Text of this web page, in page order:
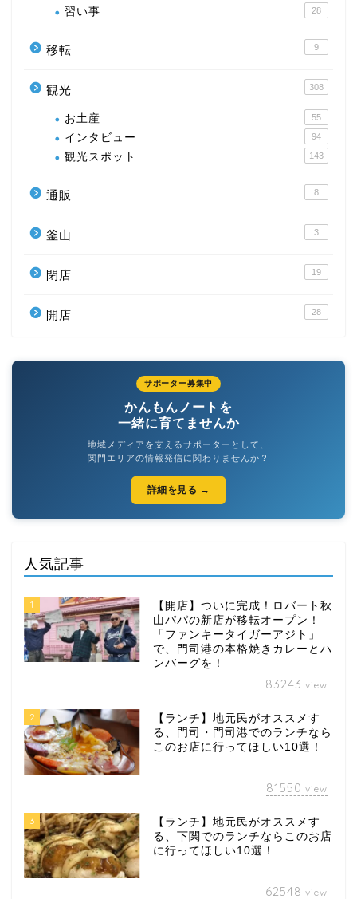
習い事 28
移転 9
観光 308
お土産 55
インタビュー 94
観光スポット 143
通販 8
釜山 3
閉店 19
開店 28
サポーター募集中
かんもんノートを
一緒に育てませんか
地域メディアを支えるサポーターとして、
関門エリアの情報発信に関わりませんか？
詳細を見る →
人気記事
1
【開店】ついに完成！ロバート秋
山パパの新店が移転オープン！
「ファンキータイガーアジト」
で、門司港の本格焼きカレーとハ
ンバーグを！
83243 view
2
【ランチ】地元民がオススメす
る、門司・門司港でのランチなら
このお店に行ってほしい10選！
81550 view
3
【ランチ】地元民がオススメす
る、下関でのランチならこのお店
に行ってほしい10選！
62548 view